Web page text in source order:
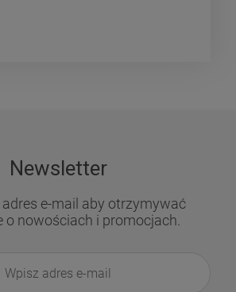
Newsletter
e-mail aby otrzymywać
o nowościach i promocjach.